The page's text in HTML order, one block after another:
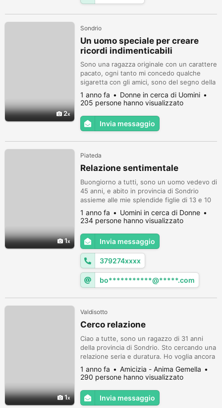
2
Sondrio
Un uomo speciale per creare
ricordi indimenticabili
Sono una ragazza originale con un carattere
pacato, ogni tanto mi concedo qualche
sigaretta con gli amici, sono del segno della
Bilancia, sono una ragazza equilibrata nella
vita e nei sentimenti.
1 anno fa
Donne in cerca di Uomini
205 persone hanno visualizzato
Invia messaggio
1
Piateda
Relazione sentimentale
Buongiorno a tutti, sono un uomo vedevo di
45 anni, e abito in provincia di Sondrio
assieme alle mie splendide figlie di 13 e 10
anni,mi farebbe piacere conoscere una
ragazza semplice e seria,per costruire una
relazione seria e durata nel tempo.No
persone perditempo.
1 anno fa
Uomini in cerca di Donne
234 persone hanno visualizzato
Invia messaggio
379274xxxx
bo***********@*****.com
1
Valdisotto
Cerco relazione
Ciao a tutte, sono un ragazzo di 31 anni
della provincia di Sondrio. Sto cercando una
relazione seria e duratura. Ho voglia ancora
di amare e volere bene dopo tutte le
delusioni sentimentali che ho avuto.
1 anno fa
Amicizia - Anima Gemella
290 persone hanno visualizzato
Invia messaggio